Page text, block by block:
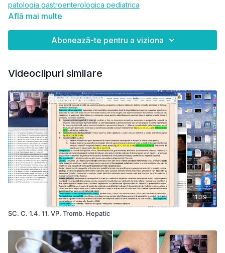
patologia gastroenterologica pediatrica
Află mai multe
Abonează-te pentru a viziona
Videoclipuri similare
11:39
SC. C. 1.4. 11. VP. Tromb. Hepatic